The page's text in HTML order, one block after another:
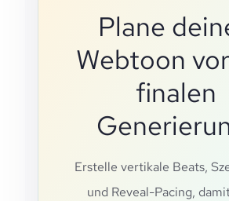
Plane
Webtoon
finalen
Erstelle vertikale Beats,
und Reveal-Pacing,